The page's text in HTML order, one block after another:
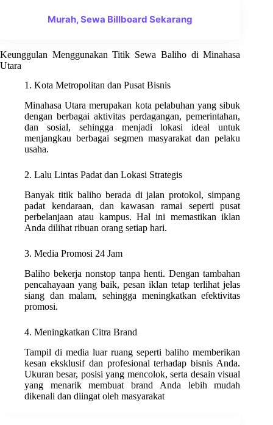
Murah, Sewa Billboard Sekarang
Keunggulan Menggunakan Titik Sewa Baliho di Minahasa
Utara
1. Kota Metropolitan dan Pusat Bisnis
Minahasa Utara merupakan kota pelabuhan yang sibuk
dengan berbagai aktivitas perdagangan, pemerintahan,
dan sosial, sehingga menjadi lokasi ideal untuk
menjangkau berbagai segmen masyarakat dan pelaku
usaha.
2. Lalu Lintas Padat dan Lokasi Strategis
Banyak titik baliho berada di jalan protokol, simpang
padat kendaraan, dan kawasan ramai seperti pusat
perbelanjaan atau kampus. Hal ini memastikan iklan
Anda dilihat ribuan orang setiap hari.
3. Media Promosi 24 Jam
Baliho bekerja nonstop tanpa henti. Dengan tambahan
pencahayaan yang baik, pesan iklan tetap terlihat jelas
siang dan malam, sehingga meningkatkan efektivitas
promosi.
4. Meningkatkan Citra Brand
Tampil di media luar ruang seperti baliho memberikan
kesan eksklusif dan profesional terhadap bisnis Anda.
Ukuran besar, posisi yang mencolok, serta desain visual
yang menarik membuat brand Anda lebih mudah
dikenali dan diingat oleh masyarakat